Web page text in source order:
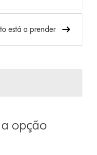
está a prender
a opção